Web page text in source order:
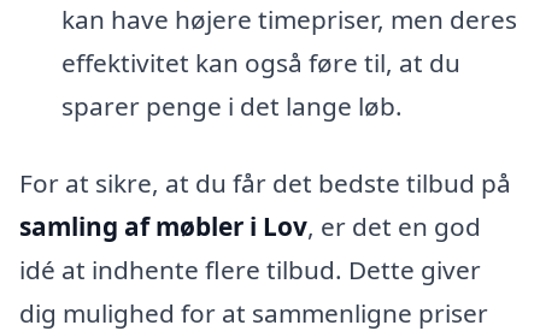
kan have højere timepriser, men deres
effektivitet kan også føre til, at du
sparer penge i det lange løb.
For at sikre, at du får det bedste tilbud på
samling af møbler i Lov, er det en god
idé at indhente flere tilbud. Dette giver
dig mulighed for at sammenligne priser